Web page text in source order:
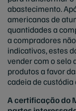
abastecimento.
americanas de
quantidades a
a compradores
indicativos, estes
vender com o selo
produtos a favor
cadeia de
A certificação do